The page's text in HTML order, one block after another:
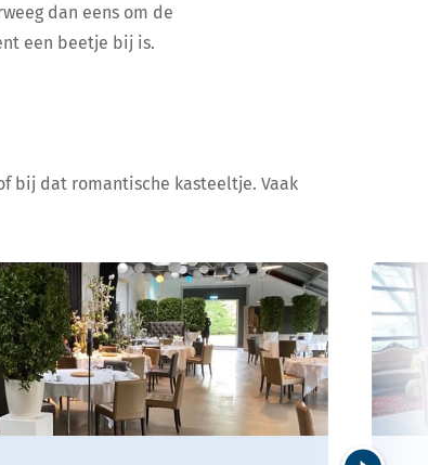
dan eens om de
een beetje bij is.
bij dat romantische kasteeltje. Vaak